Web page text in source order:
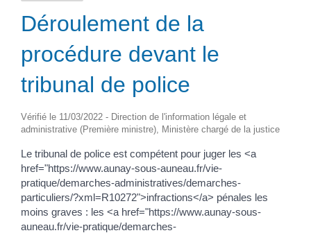
Déroulement de la
procédure devant le
tribunal de police
Vérifié le 11/03/2022 - Direction de l'information légale et
administrative (Première ministre), Ministère chargé de la justice
Le tribunal de police est compétent pour juger les <a
href="https://www.aunay-sous-auneau.fr/vie-
pratique/demarches-administratives/demarches-
particuliers/?xml=R10272">infractions</a> pénales les
moins graves : les <a href="https://www.aunay-sous-
auneau.fr/vie-pratique/demarches-